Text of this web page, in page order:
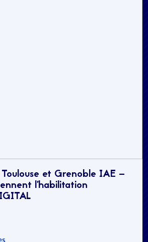
et Grenoble IAE –
l’habilitation